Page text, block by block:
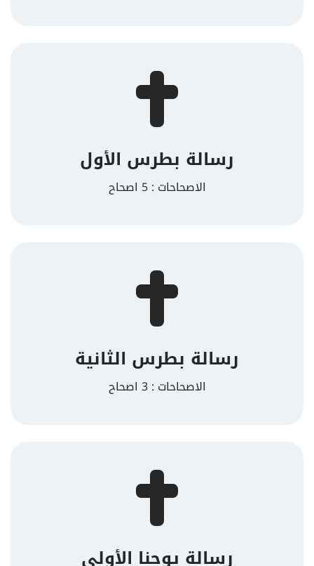
رسالة بطرس الأول
الاصحاحات : 5 اصحاح
رسالة بطرس الثانية
الاصحاحات : 3 اصحاح
رسالة يوحنا الأولي